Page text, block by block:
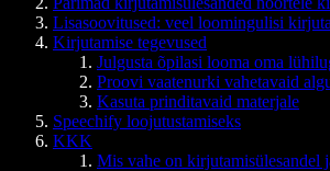
Lisasoovitused: veel loomingulisi
Kirjutamise tegevused
Julgusta õpilasi looma oma
Proovi vaatenurki vahetavaid
Kasuta prinditavaid materjale
Speechify loojutustamiseks
KKK
Mis vahe on kirjutamisülesandel